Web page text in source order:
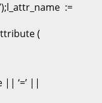
:=
(
|| ‘=’ ||